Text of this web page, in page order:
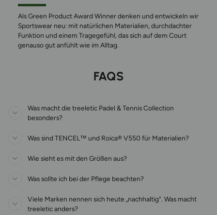
Als Green Product Award Winner denken und entwickeln wir
Sportswear neu: mit natürlichen Materialien, durchdachter
Funktion und einem Tragegefühl, das sich auf dem Court
genauso gut anfühlt wie im Alltag.
FAQS
Was macht die treeletic Padel & Tennis Collection
besonders?
Was sind TENCEL™ und Roica® V550 für Materialien?
Wie sieht es mit den Größen aus?
Was sollte ich bei der Pflege beachten?
Viele Marken nennen sich heute „nachhaltig“. Was macht
treeletic anders?